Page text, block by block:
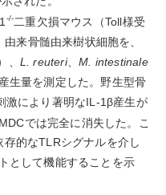
-/-二重欠損マウス（Toll様受
来骨髄由来樹状細胞を、
、 L. reuteri、M. intestinale
生量を測定した。野生型骨
激により著明なIL-1β産生が
では完全に消失した。こ
的なTLRシグナルを介し
として機能することを示